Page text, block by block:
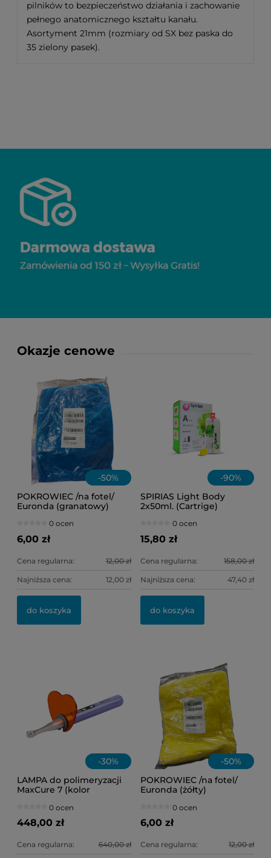
pilników to bezpieczeństwo działania i zachowanie
pełnego anatomicznego kształtu kanału.
Asortyment 21mm (rozmiary od SX bez paska do
35 zielony pasek).
Okazje cenowe
-50%
POKROWIEC /na fotel/
Euronda (granatowy)
0 ocen
6,00 zł
Cena regularna: 12,00 zł
Najniższa cena: 12,00 zł
do koszyka
-90%
SPIRIAS Light Body
2x50ml. (Cartrige)
0 ocen
15,80 zł
Cena regularna: 158,00 zł
Najniższa cena: 47,40 zł
do koszyka
-30%
LAMPA do polimeryzacji
MaxCure 7 (kolor
0 ocen
448,00 zł
Cena regularna: 640,00 zł
-50%
POKROWIEC /na fotel/
Euronda (żółty)
0 ocen
6,00 zł
Cena regularna: 12,00 zł